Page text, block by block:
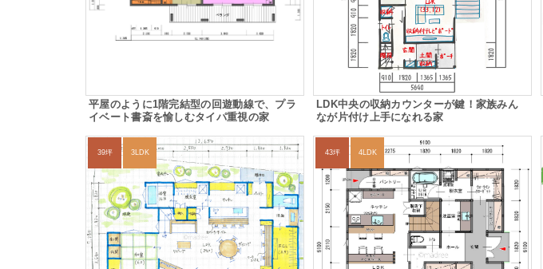
平屋のように1階完結型の回遊動線で、プラ
イベート書斎を愉しむタイパ重視の家
LDK中央の収納カウンターが鍵！家族みん
なが片付け上手になれる家
39坪 3LDK 43坪 4LDK